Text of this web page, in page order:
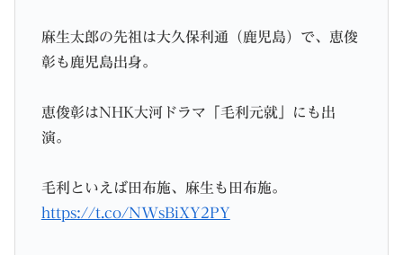
麻生太郎の先祖は大久保利通（鹿児島）で、恵俊
彰も鹿児島出身。
恵俊彰はNHK大河ドラマ「毛利元就」にも出
演。
毛利といえば田布施、麻生も田布施。
https://t.co/NWsBiXY2PY